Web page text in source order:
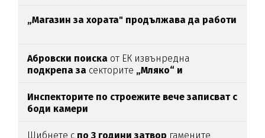
антидотътнаупойката
„Магазин за хората" продължава да работи
Абровски поиска от ЕК извънредна
подкрепа за секторите „Мляко“ и
Инспекторите по строежите вече записват с
боди камери
Шибнете с по 3 години затвор гамените